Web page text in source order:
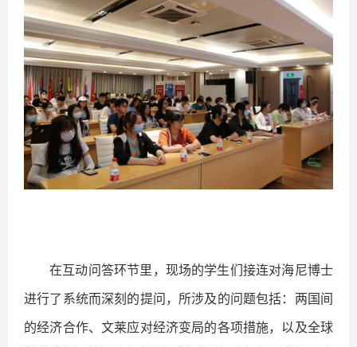
在互动问答环节里，现场的学生们接连对海尼博士
进行了系统而深刻的提问，所涉及的问题包括：两国间
的经济合作、文莱应对经济变局的各项措施，以及全球